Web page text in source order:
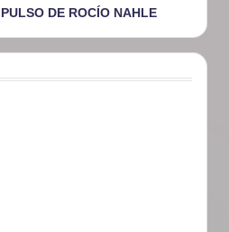
DE ROCÍO NAHLE